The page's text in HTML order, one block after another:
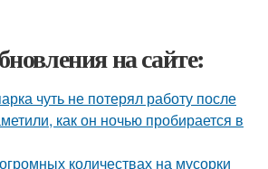
на сайте:
чуть не потерял работу после
как он ночью пробирается в
количествах на мусорки